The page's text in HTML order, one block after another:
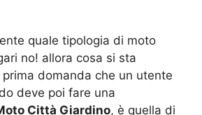
quale tipologia di moto
no! allora cosa si sta
domanda che un utente
deve poi fare una
Città Giardino, è quella di